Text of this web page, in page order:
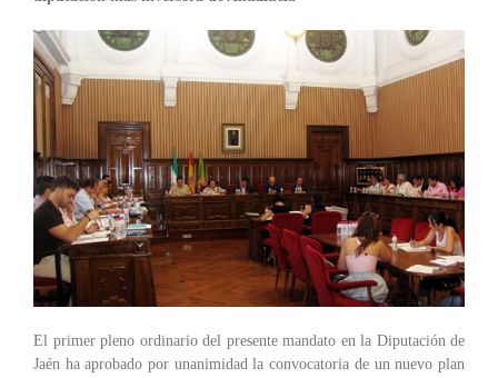
El primer pleno ordinario del presente mandato en la Diputación de
Jaén ha aprobado por unanimidad la convocatoria de un nuevo plan